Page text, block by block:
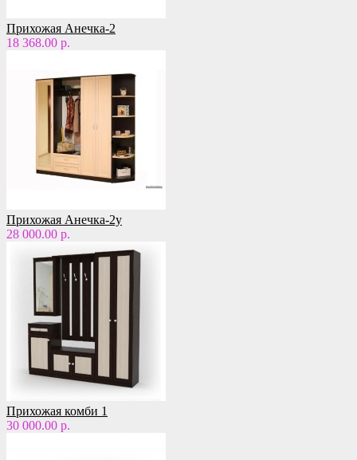
Прихожая Анечка-2
18 368.00 р.
Прихожая Анечка-2у
28 000.00 р.
Прихожая комби 1
30 000.00 р.